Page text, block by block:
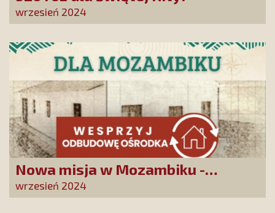
wrzesień 2024
Nowa misja w Mozambiku -
wesprzyj remont centrum
duszpasterskiego!
wrzesień 2024